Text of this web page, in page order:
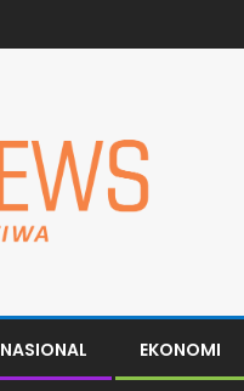
NASIONAL EKONOMI